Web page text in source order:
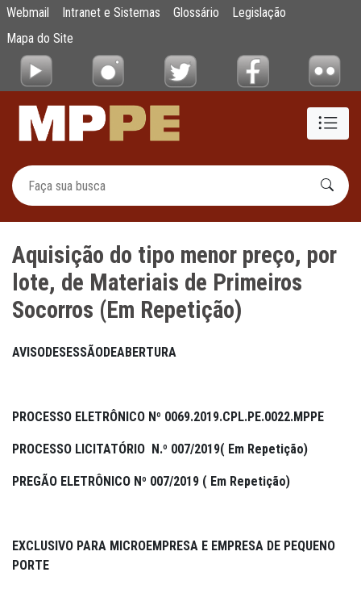
Pular para o Conteúdo principal
Aquisição do tipo menor preço, por lote,
Webmail Intranet e Sistemas Glossário
Legislação
Mapa do Site
Aquisição do tipo menor preço, por
lote, de Materiais de Primeiros
Socorros (Em Repetição)
AVISODESESSÃODEABERTURA
PROCESSO ELETRÔNICO Nº 0069.2019.CPL.PE.0022.MPPE
PROCESSO LICITATÓRIO N.º 007/2019( Em Repetição)
PREGÃO ELETRÔNICO Nº 007/2019 ( Em Repetição)
EXCLUSIVO PARA MICROEMPRESA E EMPRESA DE PEQUENO
PORTE